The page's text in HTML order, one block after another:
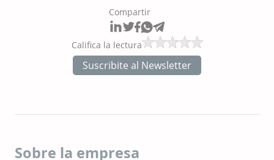
Compartir
Califica la lectura
Suscribite al Newsletter
Sobre la empresa